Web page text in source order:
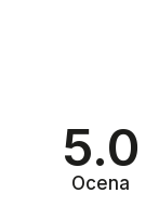
5.0
Ocena